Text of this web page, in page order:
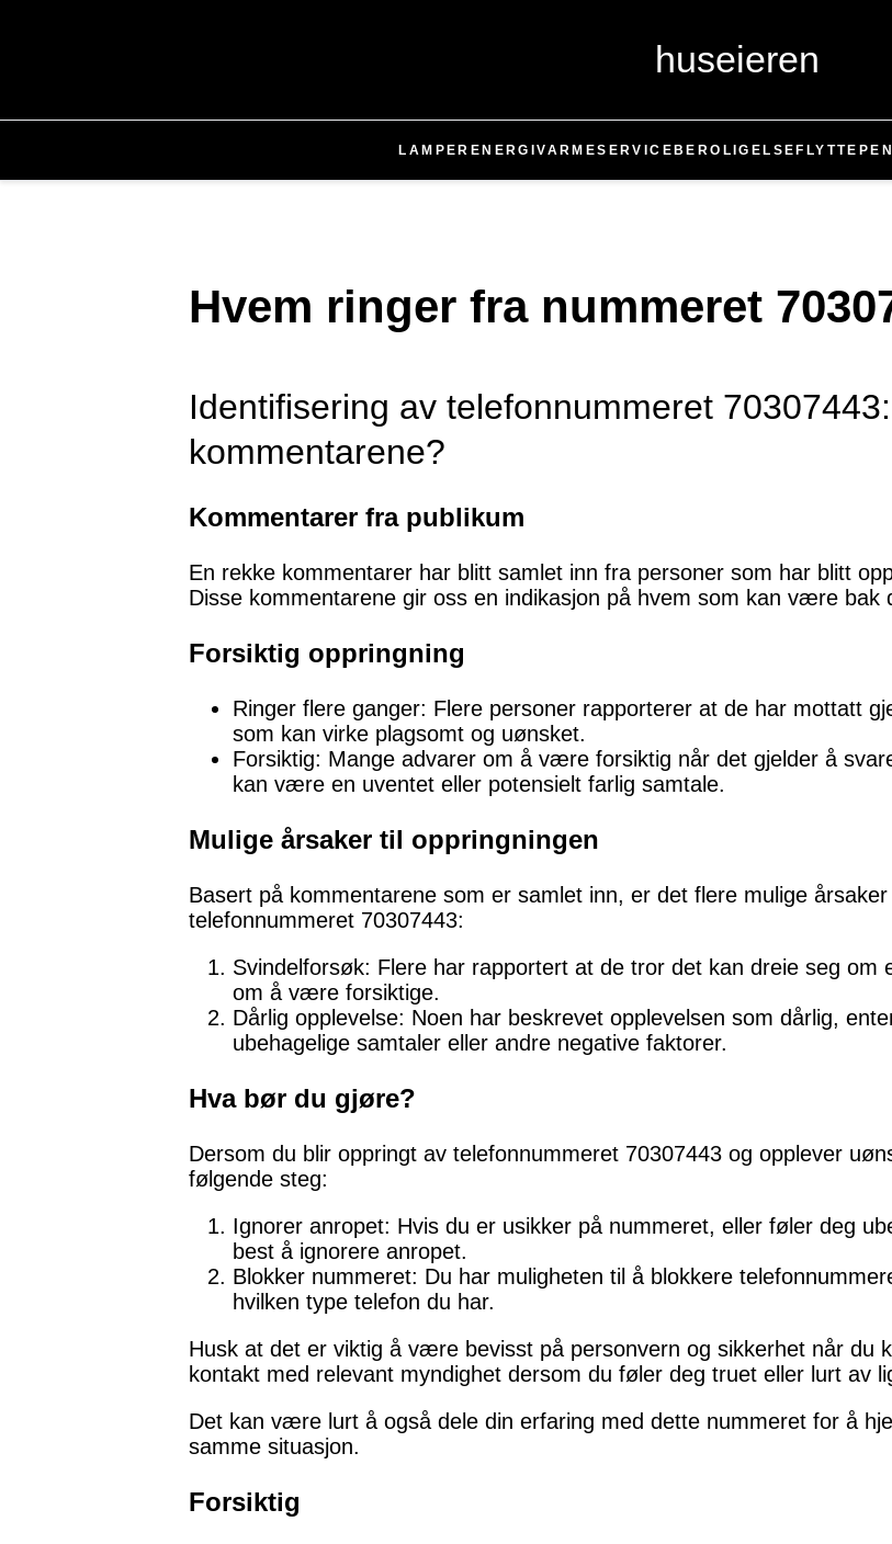
huseieren
LAMPER ENERGIVARMESERVICE BEROLIGELSE FLYTTE
Hvem ringer fra nummeret
Identifisering av telefonnummeret
kommentarene?
Kommentarer fra publikum
En rekke kommentarer har blitt samlet inn fra personer som har blitt
Disse kommentarene gir oss en indikasjon på hvem som kan være bak
Forsiktig oppringning
Ringer flere ganger: Flere personer rapporterer at de har mottatt
som kan virke plagsomt og uønsket.
Forsiktig: Mange advarer om å være forsiktig når det gjelder å
kan være en uventet eller potensielt farlig samtale.
Mulige årsaker til oppringningen
Basert på kommentarene som er samlet inn, er det flere mulige
telefonnummeret 70307443:
Svindelforsøk: Flere har rapportert at de tror det kan dreie seg
om å være forsiktige.
Dårlig opplevelse: Noen har beskrevet opplevelsen som dårlig,
ubehagelige samtaler eller andre negative faktorer.
Hva bør du gjøre?
Dersom du blir oppringt av telefonnummeret 70307443 og opplever
følgende steg:
Ignorer anropet: Hvis du er usikker på nummeret, eller føler deg
best å ignorere anropet.
Blokker nummeret: Du har muligheten til å blokkere
hvilken type telefon du har.
Husk at det er viktig å være bevisst på personvern og sikkerhet når du
kontakt med relevant myndighet dersom du føler deg truet eller lurt av
Det kan være lurt å også dele din erfaring med dette nummeret for å
samme situasjon.
Forsiktig